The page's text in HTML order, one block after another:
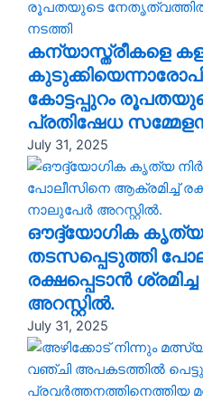
കന്യാസ്ത്രീകളെ
കോട്ടപ്പുറം
പ്രതിഷേധ
July 31, 2025
ഔദ്ദ്യോഗിക
തടസപ്പെടുത്തി
രക്ഷപ്പെടാൻ
അറസ്റ്റിൽ.
July 31, 2025